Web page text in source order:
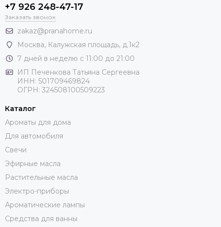
+7 926 248-47-17
Заказать звонок
zakaz@pranahome.ru
Москва, Калужская площадь, д.1к2
7 дней в неделю с 11:00 до 21:00
ИП Печенкова Татьяна Сергеевна
ИНН: 501709469824
ОГРН: 324508100509223
Каталог
Ароматы для дома
Для автомобиля
Свечи
Эфирные масла
Растительные масла
Электро-приборы
Ароматические лампы
Средства для ванны